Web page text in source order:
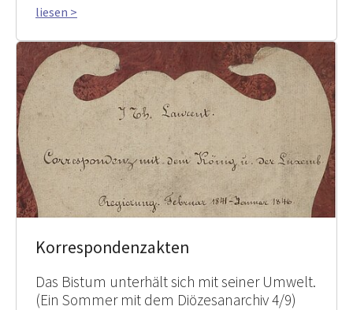
liesen >
Korrespondenzakten
Das Bistum unterhält sich mit seiner Umwelt.
(Ein Sommer mit dem Diözesanarchiv 4/9)